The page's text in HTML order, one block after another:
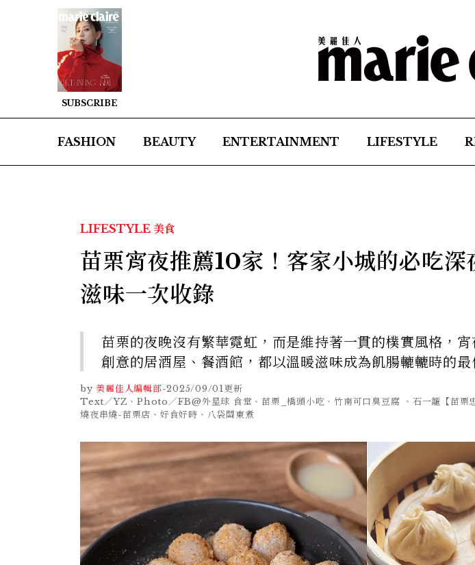
SUBSCRIBE
FASHION BEAUTY ENTERTAINMENT LIFESTYLE
LIFESTYLE 美食
苗栗宵夜推薦10家！客家小城的必吃深
滋味一次收錄
苗栗的夜晚沒有繁華霓虹，而是維持著一貫的樸實風格，
創意的居酒屋、餐酒館，都以溫暖滋味成為飢腸轆轆時的最
by 美麗佳人編輯部-2025/09/01更新
Text／YZ、Photo／FB@外星球 食堂、苗栗_橋頭小吃、竹南可口臭豆腐 、石一籠【苗栗
燒夜串燒-苗栗店、好食好時、八袋關東煮